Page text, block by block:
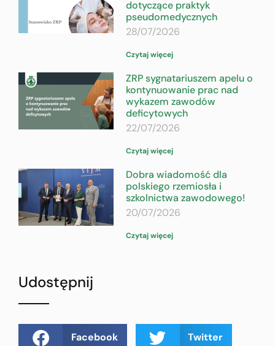
dotyczące praktyk
pseudomedycznych
28/07/2026
Czytaj więcej
ZRP sygnatariuszem apelu o
kontynuowanie prac nad
wykazem zawodów
deficytowych
22/07/2026
Czytaj więcej
Dobra wiadomość dla
polskiego rzemiosła i
szkolnictwa zawodowego!
20/07/2026
Czytaj więcej
Udostępnij
Facebook Twitter